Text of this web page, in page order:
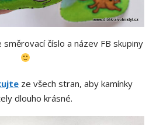
číslo a název FB skupiny
ze všech stran, aby kamínky
dlouho krásné.